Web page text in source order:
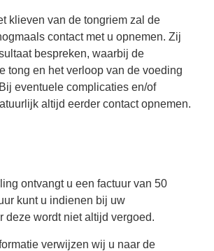
klieven van de tongriem zal de
contact met u opnemen. Zij
bespreken, waarbij de
tong en het verloop van de voeding
eventuele complicaties en/of
altijd eerder contact opnemen.
ontvangt u een factuur van 50
kunt u indienen bij uw
deze wordt niet altijd vergoed.
verwijzen wij u naar de